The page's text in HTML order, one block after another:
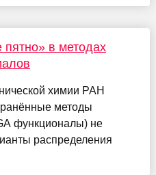
в методах
химии РАН
методы
функционалы) не
распределения